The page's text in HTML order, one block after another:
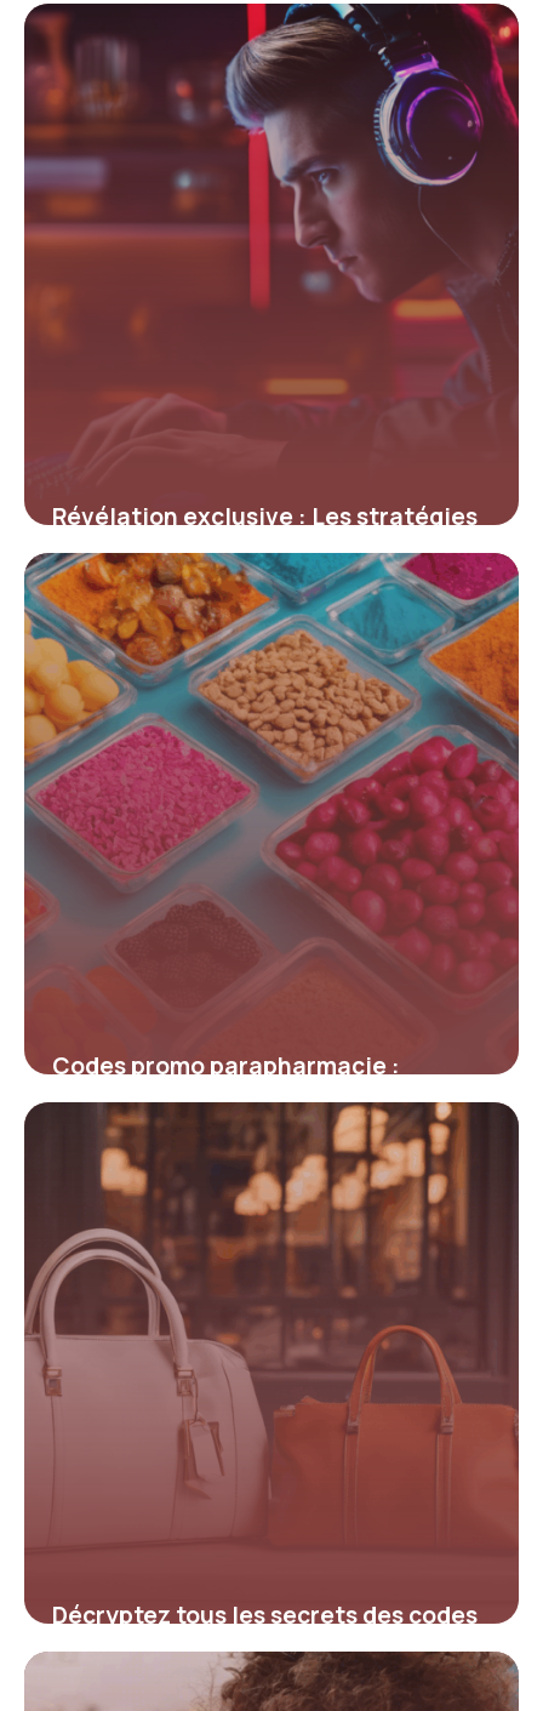
Codes Promo Shadow et Booster
votre Expérience Cloud Gaming
12 juillet 2025
Révélation exclusive : Les stratégies
insoupçonnées pour obtenir les
meilleures offres sur Shadow, le géant
du cloud gaming
12 juillet 2025
Codes promo parapharmacie :
astuces inédites pour maximiser vos
économies
4 juillet 2025
Décryptez tous les secrets des codes
promo Le Sac Outlet pour maximiser
vos économies